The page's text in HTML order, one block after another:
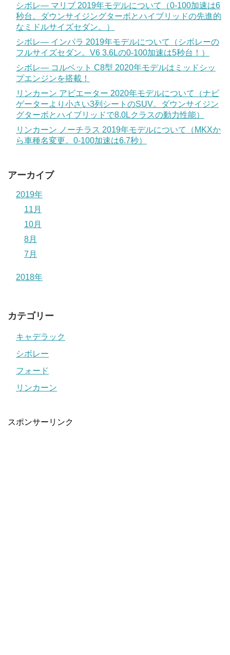
シボレ― マリブ 2019年モデルについて（0-100加速は6
秒台。ダウンサイジングターボとハイブリッドの先進的
なミドルサイズセダン。）
シボレ― インパラ 2019年モデルについて（シボレーの
フルサイズセダン。V6 3.6Lの0-100加速は5秒台！）
シボレ― コルベット C8型 2020年モデルはミッドシッ
プエンジンを搭載！
リンカーン アビエーター 2020年モデルについて（ナビ
ゲーターより小さい3列シートのSUV。ダウンサイジン
グターボとハイブリッドで8.0Lクラスの動力性能）
リンカーン ノーチラス 2019年モデルについて（MKXか
ら車種名変更。0-100加速は6.7秒）
アーカイブ
2019年
11月
10月
8月
7月
2018年
カテゴリー
キャデラック
シボレー
フォード
リンカーン
スポンサーリンク